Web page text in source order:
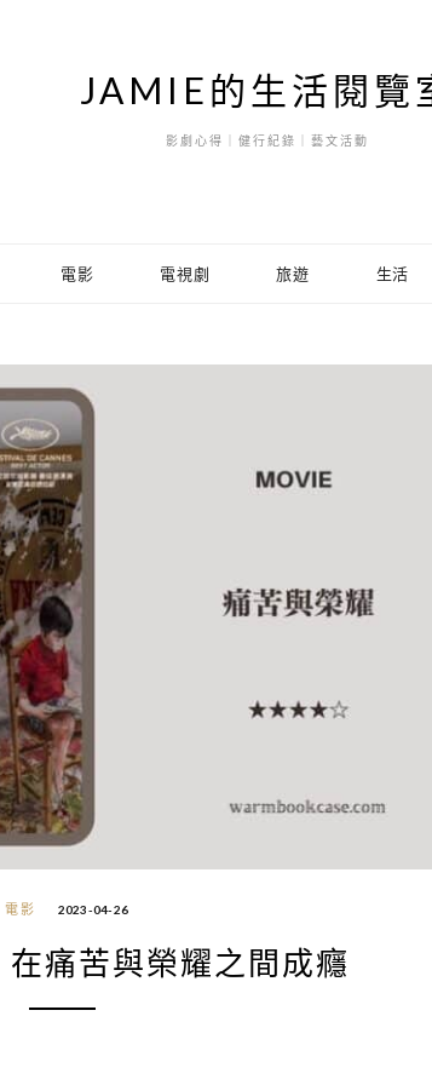
JAMIE的生活閱覽
影劇心得｜健行紀錄｜藝文活動
電影 電視劇 旅遊 生活
電影 2023-04-26
在痛苦與榮耀之間成癮